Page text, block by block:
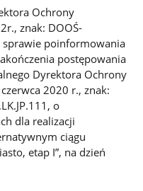
Ochrony
znak: DOOŚ-
sprawie poinformowania
postępowania
Dyrektora Ochrony
2020 r., znak:
o
dla realizacji
ciągu
etap I”, na dzień